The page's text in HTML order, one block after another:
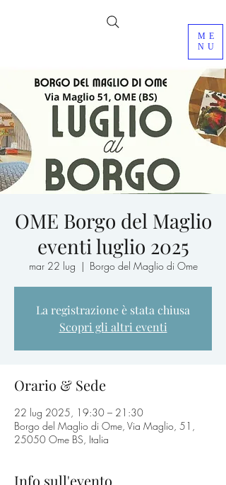
ME
NU
OME Borgo del Maglio
eventi luglio 2025
mar 22 lug
  |
Borgo del Maglio di Ome
La registrazione è stata chiusa
Scopri gli altri eventi
Orario & Sede
22 lug 2025, 19:30 – 21:30
Borgo del Maglio di Ome, Via Maglio, 51,
25050 Ome BS, Italia
Info sull'evento